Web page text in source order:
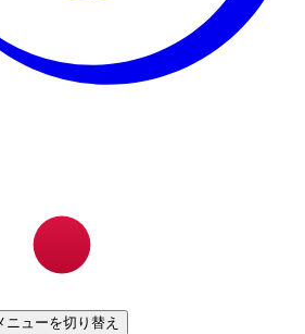
ニューを切り替え